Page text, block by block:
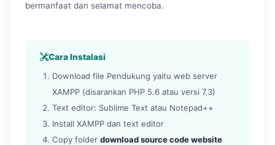
bermanfaat dan selamat mencoba.
Cara Instalasi
Download file Pendukung yaitu web server
XAMPP (disarankan PHP 5.6 atau versi 7.3)
Text editor: Sublime Text atau Notepad++
Install XAMPP dan text editor
Copy folder download source code website